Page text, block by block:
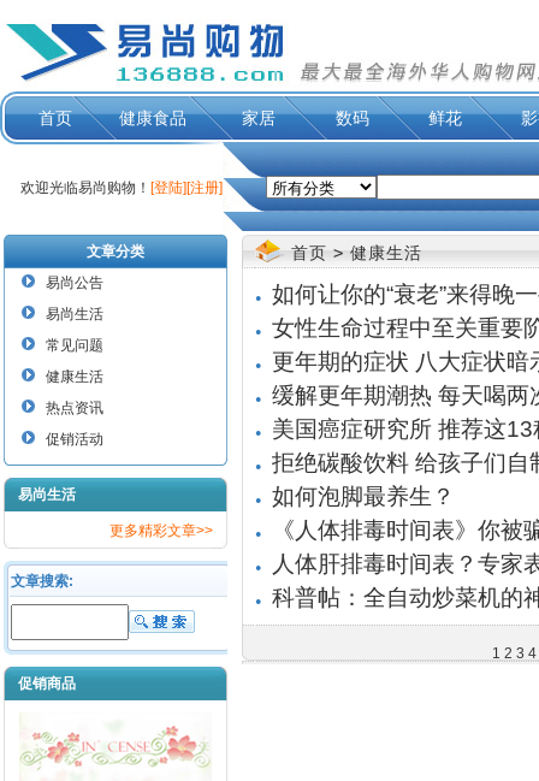
首页 健康食品 家居 数码 鲜花
欢迎光临易尚购物！ [登陆][注册]
文章分类
易尚公告
易尚生活
常见问题
健康生活
热点资讯
促销活动
易尚生活
更多精彩文章>>
文章搜索:
促销商品
首页 > 健康生活
● 如何让你的“衰老”来得晚
● 女性生命过程中至关重要
● 更年期的症状 八大症状暗
● 缓解更年期潮热 每天喝两
● 美国癌症研究所 推荐这
● 拒绝碳酸饮料 给孩子们自
● 如何泡脚最养生？
● 《人体排毒时间表》你被
● 人体肝排毒时间表？专家
● 科普帖：全自动炒菜机的
1 2 3 4